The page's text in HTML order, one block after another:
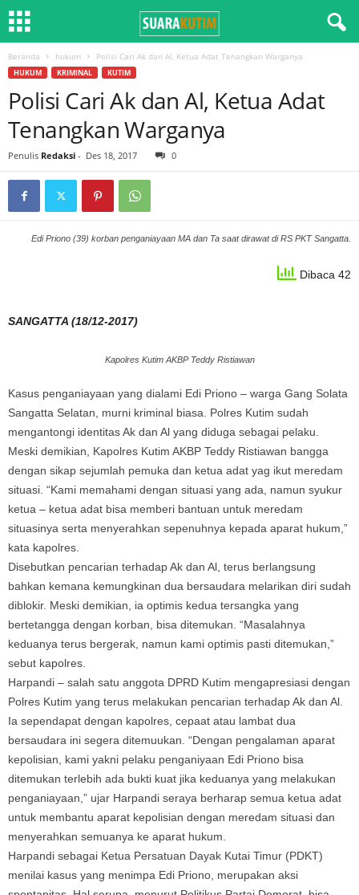
Beranda hukum Polisi Cari Ak dan Al, Ketua Adat Tenangkan Warganya
HUKUM KRIMINAL KUTIM
Polisi Cari Ak dan Al, Ketua Adat
Tenangkan Warganya
Penulis Redaksi - Des 18, 2017 0
Edi Priono (39) korban penganiayaan MA dan Ta saat dirawat di RS PKT Sangatta.
Dibaca 42
SANGATTA (18/12-2017)
Kapolres Kutim AKBP Teddy Ristiawan
Kasus penganiayaan yang dialami Edi Priono – warga Gang Solata
Sangatta Selatan, murni kriminal biasa. Polres Kutim sudah
mengantongi identitas Ak dan Al yang diduga sebagai pelaku.
Meski demikian, Kapolres Kutim AKBP Teddy Ristiawan bangga
dengan sikap sejumlah pemuka dan ketua adat yag ikut meredam
situasi. “Kami memahami dengan situasi yang ada, namun syukur
ketua – ketua adat bisa memberi bantuan untuk meredam
situasinya serta menyerahkan sepenuhnya kepada aparat hukum,”
kata kapolres.
Disebutkan pencarian terhadap Ak dan Al, terus berlangsung
bahkan kemana kemungkinan dua bersaudara melarikan diri sudah
diblokir. Meski demikian, ia optimis kedua tersangka yang
bertetangga dengan korban, bisa ditemukan. “Masalahnya
keduanya terus bergerak, namun kami optimis pasti ditemukan,”
sebut kapolres.
Harpandi – salah satu anggota DPRD Kutim mengapresiasi dengan
Polres Kutim yang terus melakukan pencarian terhadap Ak dan Al.
Ia sependapat dengan kapolres, cepaat atau lambat dua
bersaudara ini segera ditemuukan. “Dengan pengalaman aparat
kepolisian, kami yakni pelaku penganiyaan Edi Priono bisa
ditemukan terlebih ada bukti kuat jika keduanya yang melakukan
penganiayaan,” ujar Harpandi seraya berharap semua ketua adat
untuk membantu aparat kepolisian dengan meredam situasi dan
menyerahkan semuanya ke aparat hukum.
Harpandi sebagai Ketua Persatuan Dayak Kutai Timur (PDKT)
menilai kasus yang menimpa Edi Priono, merupakan aksi